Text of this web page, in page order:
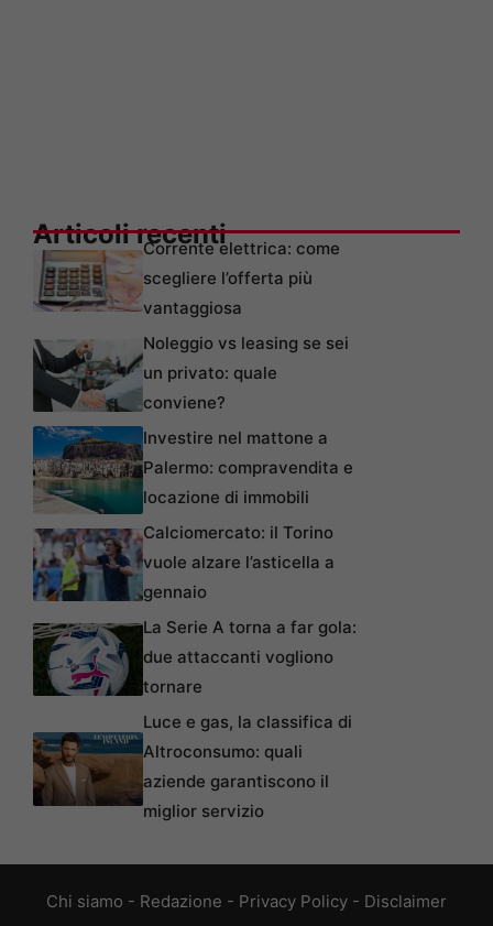
Articoli recentiCorrente elettrica: come
scegliere l’offerta più
vantaggiosa
Noleggio vs leasing se sei
un privato: quale
conviene?
Investire nel mattone a
Palermo: compravendita e
locazione di immobili
Calciomercato: il Torino
vuole alzare l’asticella a
gennaio
La Serie A torna a far gola:
due attaccanti vogliono
tornare
Luce e gas, la classifica di
Altroconsumo: quali
aziende garantiscono il
miglior servizio
Chi siamo - Redazione - Privacy Policy - Disclaimer